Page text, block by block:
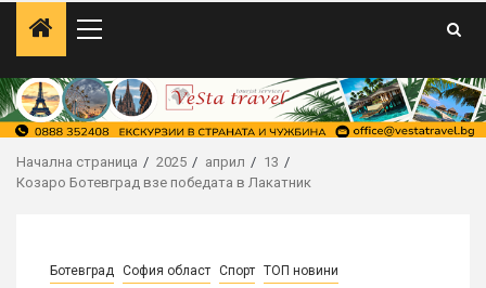
Primary
Начална страница 2025 април
13
Козаро Ботевград взе победата в Лакатник
Ботевград София област Спорт ТОП новини